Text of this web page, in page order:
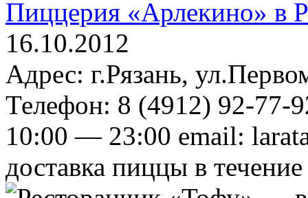
Пиццерия «Арлекино» в
16.10.2012
Адрес: г.Рязань,
Телефон: 8 (4912) 92-77-
10:00 — 23:00 email:
доставка пиццы в